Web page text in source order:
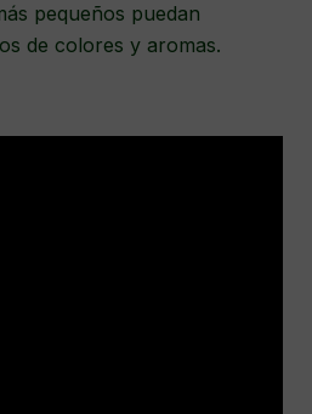
pequeños puedan
de colores y aromas.